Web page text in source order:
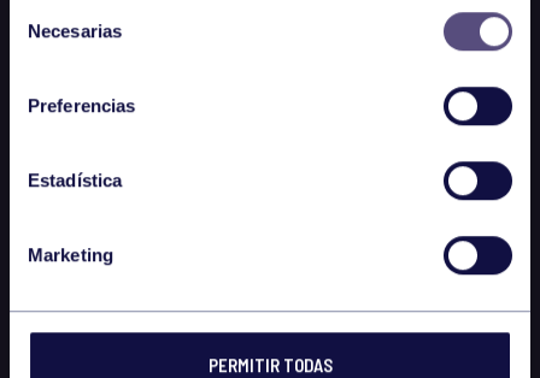
Necesarias
Preferencias
Estadística
Marketing
PERMITIR TODAS